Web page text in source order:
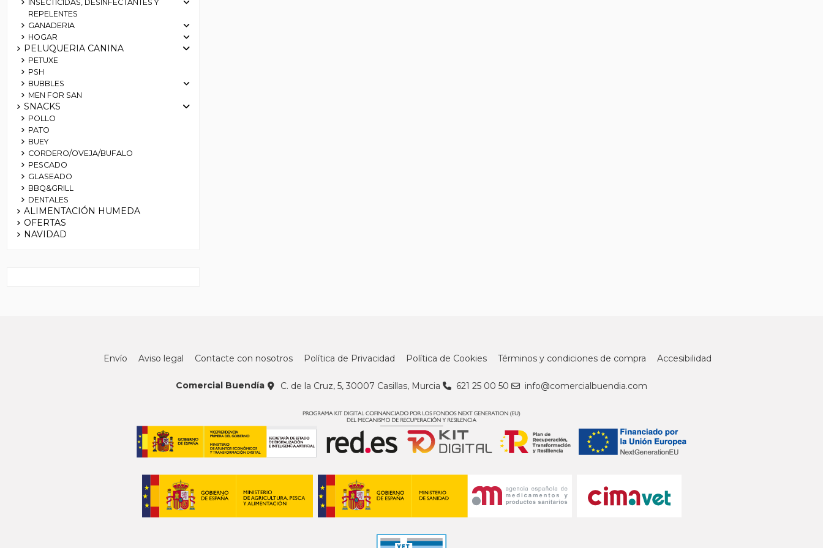
INSECTICIDAS, DESINFECTANTES Y
REPELENTES
GANADERIA
HOGAR
PELUQUERIA CANINA
PETUXE
PSH
BUBBLES
MEN FOR SAN
SNACKS
POLLO
PATO
BUEY
CORDERO/OVEJA/BUFALO
PESCADO
GLASEADO
BBQ&GRILL
DENTALES
ALIMENTACIÓN HUMEDA
OFERTAS
NAVIDAD
Envío Aviso legal Contacte con nosotros Política de Privacidad Política de Cookies Términos y condiciones de compra Accesibilidad
Comercial Buendía C. de la Cruz, 5, 30007 Casillas, Murcia 621 25 00 50 info@comercialbuendia.com